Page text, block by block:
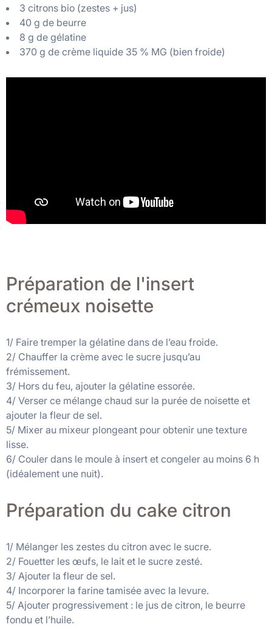
3 citrons bio (zestes + jus)
40 g de beurre
8 g de gélatine
370 g de crème liquide 35 % MG (bien froide)
Préparation de l'insert
crémeux noisette
1/ Faire tremper la gélatine dans de l’eau froide.
2/ Chauffer la crème avec le sucre jusqu’au
frémissement.
3/ Hors du feu, ajouter la gélatine essorée.
4/ Verser ce mélange chaud sur la purée de noisette et
ajouter la fleur de sel.
5/ Mixer au mixeur plongeant pour obtenir une texture
lisse.
6/ Couler dans le moule à insert et congeler au moins 6 h
(idéalement une nuit).
Préparation du cake citron
1/ Mélanger les zestes du citron avec le sucre.
2/ Fouetter les œufs, le lait et le sucre zesté.
3/ Ajouter la fleur de sel.
4/ Incorporer la farine tamisée avec la levure.
5/ Ajouter progressivement : le jus de citron, le beurre
fondu et l’huile.